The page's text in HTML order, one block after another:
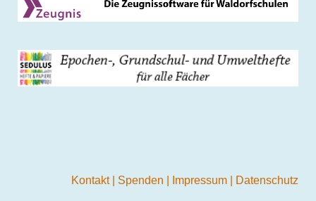
Kontakt Spenden Impressum Datenschutz